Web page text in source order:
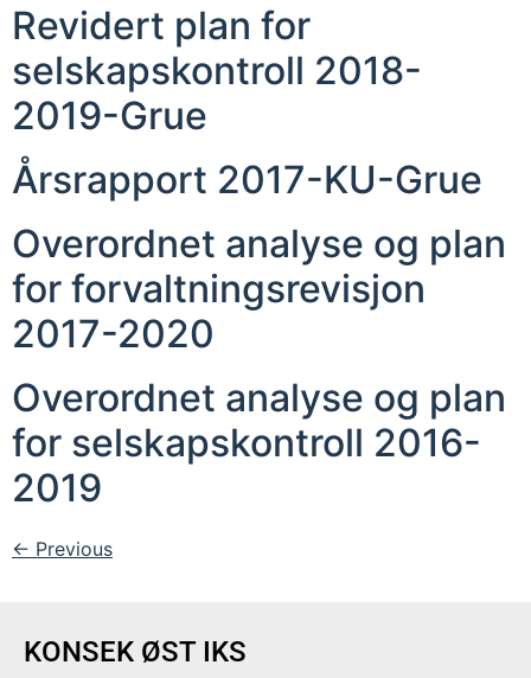
Revidert plan for
selskapskontroll 2018-
2019-Grue
Årsrapport 2017-KU-Grue
Overordnet analyse og plan
for forvaltningsrevisjon
2017-2020
Overordnet analyse og plan
for selskapskontroll 2016-
2019
← Previous
KONSEK ØST IKS